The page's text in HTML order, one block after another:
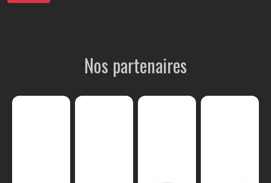
Nos partenaires